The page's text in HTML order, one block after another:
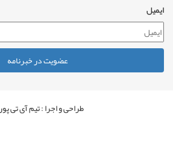
ایمیل
عضویت در خبرنامه
طراحی و اجرا : تیم آی تی پورت